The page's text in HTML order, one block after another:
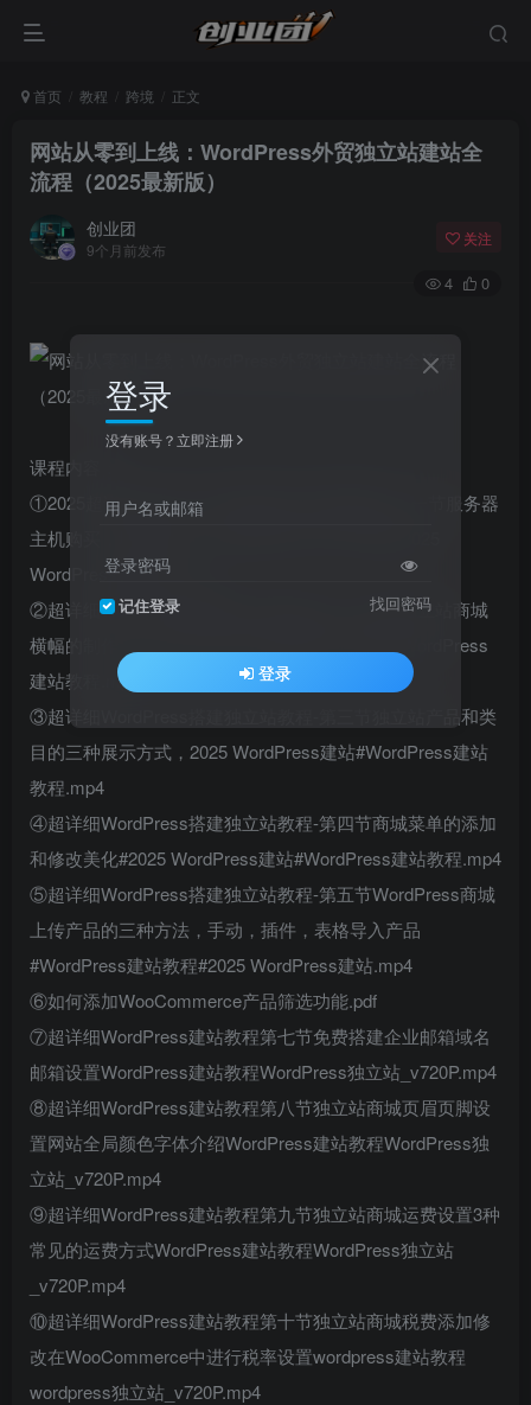
首页 教程 跨境 正文
网站从零到上线：WordPress外贸独立站建站全
流程（2025最新版）
创业团
9个月前发布
关注
4 0
课程内容：
①2025超详细WordPress搭建独立站商城教程-第一节服务器
主机购买，域名连接，主题安装WordPress建站2025
WordPress独立站.mp4
②超详细WordPress搭建独立站教程-第二节3种独立站商城
横幅的制作，2025 WordPress搭建独立站教程#WordPress
建站教程.mp4
③超详细WordPress搭建独立站教程-第三节独立站产品和类
目的三种展示方式，2025 WordPress建站#WordPress建站
教程.mp4
④超详细WordPress搭建独立站教程-第四节商城菜单的添加
和修改美化#2025 WordPress建站#WordPress建站教程.mp4
⑤超详细WordPress搭建独立站教程-第五节WordPress商城
上传产品的三种方法，手动，插件，表格导入产品
#WordPress建站教程#2025 WordPress建站.mp4
⑥如何添加WooCommerce产品筛选功能.pdf
⑦超详细WordPress建站教程第七节免费搭建企业邮箱域名
邮箱设置WordPress建站教程WordPress独立站_v720P.mp4
⑧超详细WordPress建站教程第八节独立站商城页眉页脚设
置网站全局颜色字体介绍WordPress建站教程WordPress独
立站_v720P.mp4
⑨超详细WordPress建站教程第九节独立站商城运费设置3种
常见的运费方式WordPress建站教程WordPress独立站
_v720P.mp4
⑩超详细WordPress建站教程第十节独立站商城税费添加修
改在WooCommerce中进行税率设置wordpress建站教程
wordpress独立站_v720P.mp4
登录
没有账号？立即注册
用户名或邮箱
登录密码
记住登录 找回密码
登录